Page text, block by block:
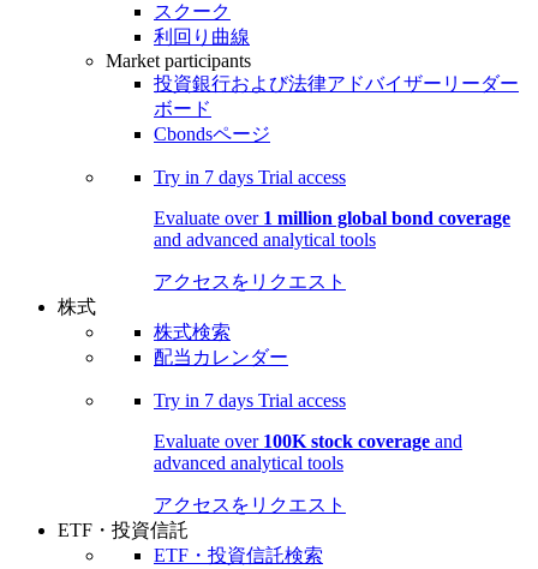
スクーク
利回り曲線
Market participants
投資銀行および法律アドバイザーリーダー
ボード
Cbondsページ
Try in 7 days Trial access
Evaluate over 1 million global bond coverage
and advanced analytical tools
アクセスをリクエスト
株式
株式検索
配当カレンダー
Try in 7 days Trial access
Evaluate over 100K stock coverage and
advanced analytical tools
アクセスをリクエスト
ETF・投資信託
ETF・投資信託検索